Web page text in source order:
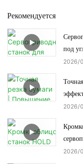
Рекомендуется
под
под
2026
2026
2026